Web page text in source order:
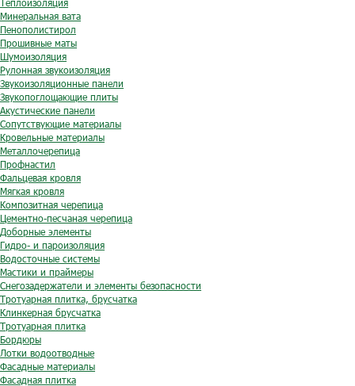
Теплоизоляция
Минеральная вата
Пенополистирол
Прошивные маты
Шумоизоляция
Рулонная звукоизоляция
Звукоизоляционные панели
Звукопоглощающие плиты
Акустические панели
Сопутствующие материалы
Кровельные материалы
Металлочерепица
Профнастил
Фальцевая кровля
Мягкая кровля
Композитная черепица
Цементно-песчаная черепица
Доборные элементы
Гидро- и пароизоляция
Водосточные системы
Мастики и праймеры
Снегозадержатели и элементы безопасности
Тротуарная плитка, брусчатка
Клинкерная брусчатка
Тротуарная плитка
Бордюры
Лотки водоотводные
Фасадные материалы
Фасадная плитка